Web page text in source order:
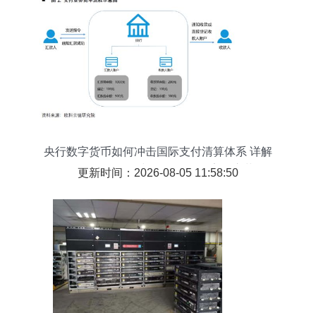
央行数字货币如何冲击国际支付清算体系 详解
CNAPS、CIPS与SWIFT的数字化变革
更新时间：2026-08-05 11:58:50